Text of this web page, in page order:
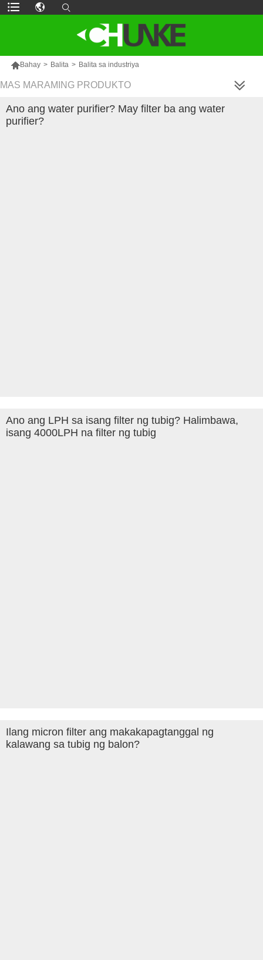
Bahay > Balita > Balita sa industriya
MAS MARAMING PRODUKTO
Ano ang water purifier? May filter ba ang water
purifier?
Ano ang LPH sa isang filter ng tubig? Halimbawa,
isang 4000LPH na filter ng tubig
Ilang micron filter ang makakapagtanggal ng
kalawang sa tubig ng balon?